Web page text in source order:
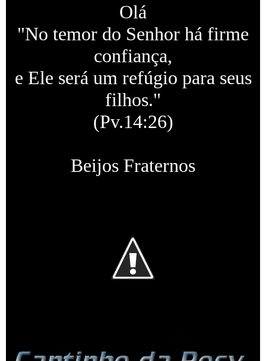
Olá
"No temor do Senhor há firme
confiança,
e Ele será um refúgio para seus
filhos."
(Pv.14:26)
Beijos Fraternos